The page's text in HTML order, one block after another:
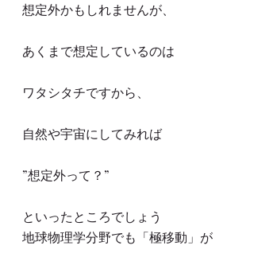
想定外かもしれませんが、
あくまで想定しているのは
ワタシタチですから、
自然や宇宙にしてみれば
”想定外って？”
といったところでしょう
地球物理学分野でも「極移動」が